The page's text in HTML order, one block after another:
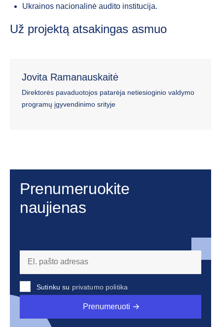
Ukrainos nacionalinė audito institucija.
Už projektą atsakingas asmuo
Jovita Ramanauskaitė
Direktorės pavaduotojos patarėja netiesioginio valdymo
programų įgyvendinimo srityje
Prenumeruokite
naujienas
Sutinku su privatumo politika
Prenumeruoti